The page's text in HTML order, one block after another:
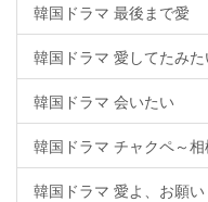
韓国ドラマ 最後まで愛
韓国ドラマ 愛してたみ
韓国ドラマ 会いたい
韓国ドラマ チャクペ～相
韓国ドラマ 愛よ、お願い